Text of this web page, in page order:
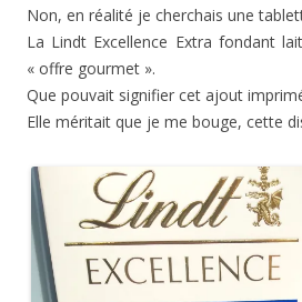
Non, en réalité je cherchais une
La Lindt Excellence Extra fondant
« offre gourmet ».
Que pouvait signifier cet ajout
Elle méritait que je me bouge, cette